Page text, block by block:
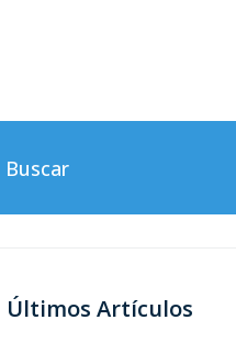
Últimos Artículos